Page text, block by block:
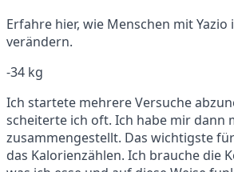
Erfahre hier, wie Menschen mit Yazio
verändern.
-34 kg
Ich startete mehrere Versuche
scheiterte ich oft. Ich habe mir dann
zusammengestellt. Das wichtigste
das Kalorienzählen. Ich brauche die